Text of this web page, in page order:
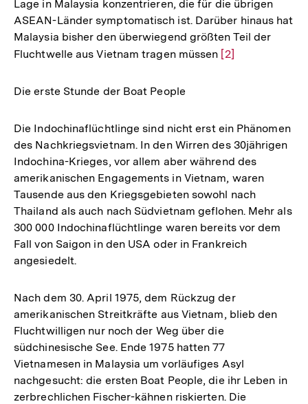
Lage in Malaysia konzentrieren, die für die übrigen
ASEAN-Länder symptomatisch ist. Darüber hinaus hat
Malaysia bisher den überwiegend größten Teil der
Fluchtwelle aus Vietnam tragen müssen Zur
[2]
Die erste Stunde der Boat People
Die Indochinaflüchtlinge sind nicht erst ein Phänomen
des Nachkriegsvietnam. In den Wirren des 30jährigen
Indochina-Krieges, vor allem aber während des
amerikanischen Engagements in Vietnam, waren
Tausende aus den Kriegsgebieten sowohl nach
Thailand als auch nach Südvietnam geflohen. Mehr als
300 000 Indochinaflüchtlinge waren bereits vor dem
Fall von Saigon in den USA oder in Frankreich
angesiedelt.
Nach dem 30. April 1975, dem Rückzug der
amerikanischen Streitkräfte aus Vietnam, blieb den
Fluchtwilligen nur noch der Weg über die
südchinesische See. Ende 1975 hatten 77
Vietnamesen in Malaysia um vorläufiges Asyl
nachgesucht: die ersten Boat People, die ihr Leben in
zerbrechlichen Fischer-kähnen riskierten. Die